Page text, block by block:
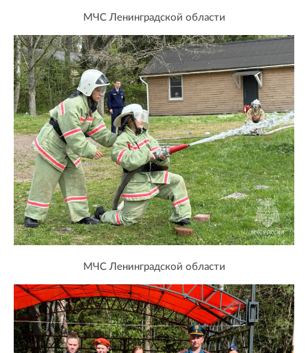
МЧС Ленинградской области
МЧС Ленинградской области